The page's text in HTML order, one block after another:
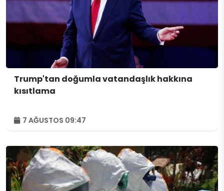
Trump'tan doğumla vatandaşlık hakkına
kısıtlama
7 AĞUSTOS 09:47